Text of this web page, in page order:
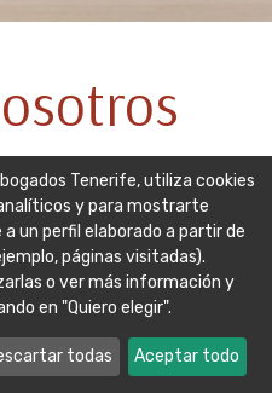
de experiencia en el
ramas jurídicas,
andadura en el año
Canarias y en la
Tenerife, utiliza cookies
y para mostrarte
un perfil elaborado a partir de
páginas visitadas).
o ver más información y
en "Quiero elegir".
todas Aceptar todo